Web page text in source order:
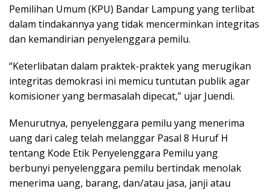
Pemilihan Umum (KPU) Bandar Lampung yang terlibat
dalam tindakannya yang tidak mencerminkan integritas
dan kemandirian penyelenggara pemilu.
“Keterlibatan dalam praktek-praktek yang merugikan
integritas demokrasi ini memicu tuntutan publik agar
komisioner yang bermasalah dipecat,” ujar Juendi.
Menurutnya, penyelenggara pemilu yang menerima
uang dari caleg telah melanggar Pasal 8 Huruf H
tentang Kode Etik Penyelenggara Pemilu yang
berbunyi penyelenggara pemilu bertindak menolak
menerima uang, barang, dan/atau jasa, janji atau